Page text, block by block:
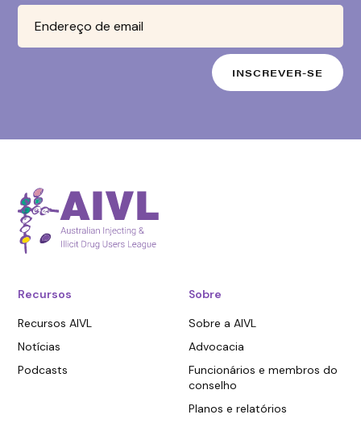
Recursos
Recursos AIVL
Notícias
Podcasts
Sobre
Sobre a AIVL
Advocacia
Funcionários e membros do
conselho
Planos e relatórios